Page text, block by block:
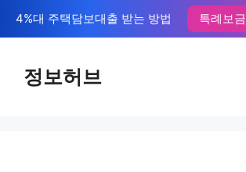
텐
4%대 주택담보대출 받는 방법 특례보
정보허브